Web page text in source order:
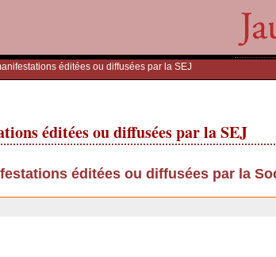
éditées ou diffusées par la SEJ
éditées ou diffusées par la SEJ
éditées ou diffusées par la